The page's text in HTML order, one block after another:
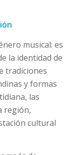
musical: es
la identidad de
tradiciones
y formas
las
región,
cultural